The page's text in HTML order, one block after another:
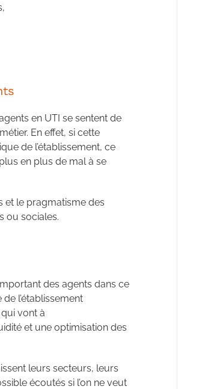
en UTI se sentent de
En effet, si cette
de l’établissement, ce
en plus de mal à se
et le pragmatisme des
ou sociales.
des agents dans ce
l’établissement
vont à
et une optimisation des
leurs secteurs, leurs
écoutés si l’on ne veut